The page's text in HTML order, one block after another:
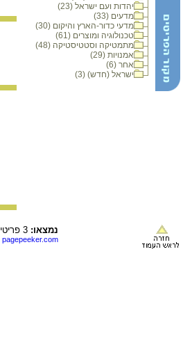
יהדות ועם ישראל (23)
מדעים (33)
מדעי כדור-הארץ והיקום (30)
טכנולוגיה ומוצרים (61)
מתמטיקה וסטטיסטיקה (48)
אמנויות (29)
אחר (6)
ישראל (חדש) (3)
נמצאו:
pagepeeker.com